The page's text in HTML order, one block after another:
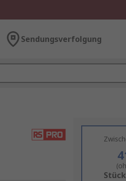
Sendungsverfolgung
Add
Stück